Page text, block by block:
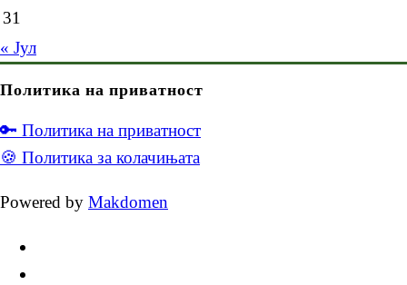
31
« Јул
Политика на приватност
🔑 Политика на приватност
🍪 Политика за колачињата
Powered by Makdomen